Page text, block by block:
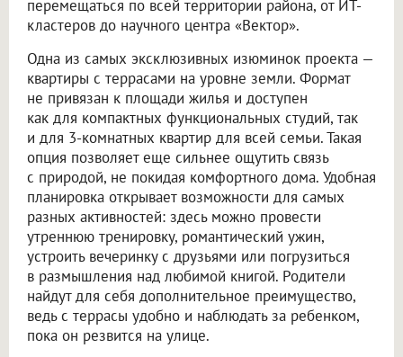
перемещаться по всей территории района, от ИТ-
кластеров до научного центра «Вектор».
Одна из самых эксклюзивных изюминок проекта —
квартиры с террасами на уровне земли. Формат
не привязан к площади жилья и доступен
как для компактных функциональных студий, так
и для 3-комнатных квартир для всей семьи. Такая
опция позволяет еще сильнее ощутить связь
с природой, не покидая комфортного дома. Удобная
планировка открывает возможности для самых
разных активностей: здесь можно провести
утреннюю тренировку, романтический ужин,
устроить вечеринку с друзьями или погрузиться
в размышления над любимой книгой. Родители
найдут для себя дополнительное преимущество,
ведь с террасы удобно и наблюдать за ребенком,
пока он резвится на улице.